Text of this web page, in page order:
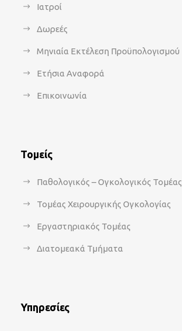
Ιατροί
Δωρεές
Μηνιαία Εκτέλεση Προϋπολογισμού
Ετήσια Αναφορά
Επικοινωνία
Τομείς
Παθολογικός – Ογκολογικός Τομέας
Τομέας Χειρουργικής Ογκολογίας
Εργαστηριακός Τομέας
Διατομεακά Τμήματα
Υπηρεσίες